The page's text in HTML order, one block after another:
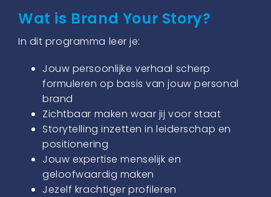
Wat is Brand Your Story?
In dit programma leer je:
Jouw persoonlijke verhaal scherp
formuleren op basis van jouw personal
brand
Zichtbaar maken waar jij voor staat
Storytelling inzetten in leiderschap en
positionering
Jouw expertise menselijk en
geloofwaardig maken
Jezelf krachtiger profileren